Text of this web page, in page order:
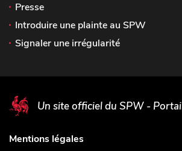
Presse
Introduire une plainte au SPW
Signaler une irrégularité
Un site officiel du SPW -
Mentions légales